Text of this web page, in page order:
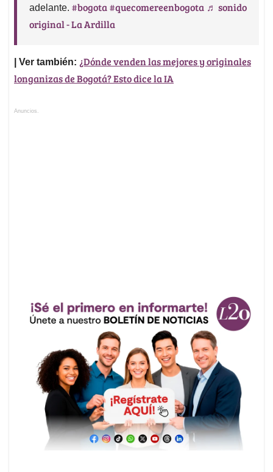
adelante. #bogota#quecomereenbogota ♬ sonido
original - La Ardilla
| Ver también: ¿Dónde venden las mejores y originales
longanizas de Bogotá? Esto dice la IA
Anuncios.